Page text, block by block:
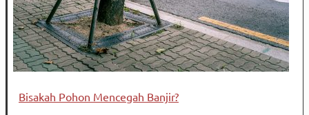
Bisakah Pohon Mencegah Banjir?